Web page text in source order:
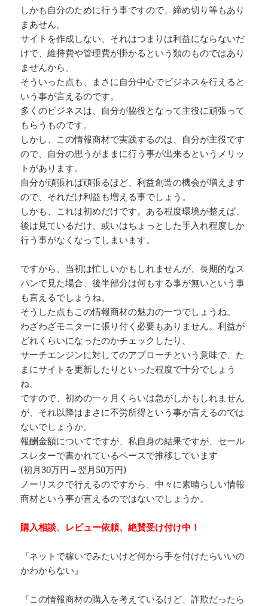
しかも自分のために行う事ですので、締め切り等もあり
まあせん。
サイトを作成しない、それはつまりは利益にならないだ
けで、維持費や管理費が掛かるという類のものではあり
ませんから、
そういった点も、まさに自分中心でビジネスを行えると
いう事が言えるのです。
多くのビジネスは、自分が脇役となって主役に頑張って
もらうものです。
しかし、この情報商材で実践するのは、自分が主役です
ので、自分の思うがままに行う事が出来るというメリッ
トがあります。
自分が頑張れば頑張るほど、利益創造の機会が増えます
ので、それだけ利益も増える事でしょう。
しかも、これは初めだけです。ある程度環境が整えば、
後は見ているだけ、或いはちょっとした手入れ程度しか
行う事がなくなってしまいます。
ですから、当初は忙しいかもしれませんが、長期的なス
パンで見た場合、後半部分は何もする事が無いという事
も言えるでしょうね。
そうした点もこの情報商材の魅力の一つでしょうね。
わざわざモニターに張り付く必要もありません。利益が
どれくらいになったのかチェックしたり、
サーチエンジンに対してのアプローチという意味で、た
まにサイトを更新したりといった程度で十分でしょう
ね。
ですので、初めの一ヶ月くらいは急がしかもしれません
が、それ以降はまさに不労所得という事が言えるのでは
ないでしょうか。
報酬金額についてですが、私自身の結果ですが、セール
スレターで書かれているペースで推移しています
(初月30万円→翌月50万円)
ノーリスクで行えるのですから、中々に素晴らしい情報
商材という事が言えるのではないでしょうか。
購入相談、レビュー依頼、絶賛受け付け中！
『ネットで稼いでみたいけど何から手を付けたらいいの
かわからない』
『この情報商材の購入を考えているけど、詐欺だったら